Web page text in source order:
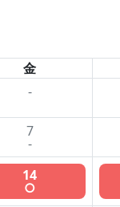
金
-
7
-
14
○